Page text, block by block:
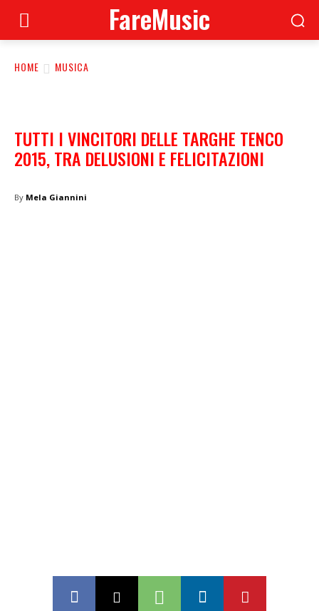
FareMusic
HOME MUSICA
TUTTI I VINCITORI DELLE TARGHE TENCO
2015, TRA DELUSIONI E FELICITAZIONI
By Mela Giannini